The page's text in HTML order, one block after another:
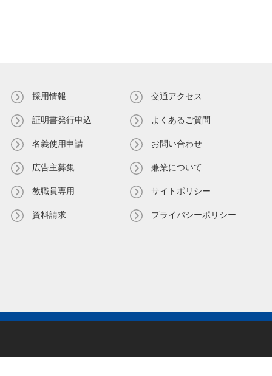
採用情報
証明書発⾏申込
名義使⽤申請
広告主募集
教職員専⽤
資料請求
交通アクセス
よくあるご質問
お問い合わせ
兼業について
サイトポリシー
プライバシーポリシー